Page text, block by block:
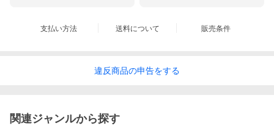
支払い方法 送料について 販売条件
違反商品の申告をする
関連ジャンルから探す